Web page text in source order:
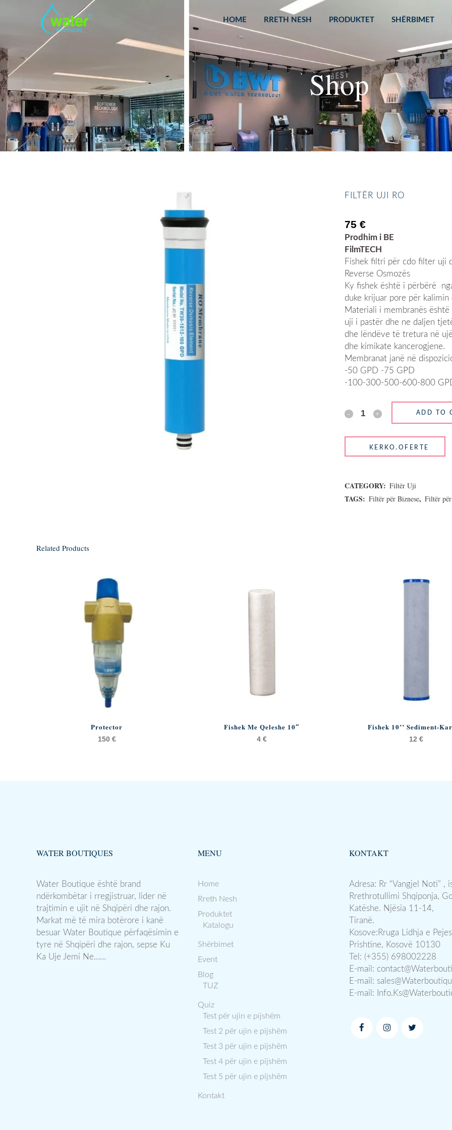
HOME RRETH NESH PRODUKTET SHËRBIMET
Shop
FILTËR UJI RO
75 €
Prodhim i BE
FilmTECH
Fishek filtri për cdo filter uji
Reverse Osmozës
Ky fishek është i përbërë
duke krijuar pore për
Materiali i membranës
uji i pastër dhe ne daljen
dhe lëndëve të tretura në
dhe kimikate kancerogjene.
Membranat janë në
-50 GPD -75 GPD
-100-300-500-600-800
ADD TO
CATEGORY: Filtër Uji
TAGS: Filtër për Biznese, Filtër
Related Products
Protector
150 €
Fishek Me Qeleshe 10″
4 €
Fishek 10’’ Sediment-
12€
WATER BOUTIQUES
Water Boutique është brand
ndërkombëtar i rregjistruar, lider në
trajtimin e ujit në Shqipëri dhe rajon.
Markat më të mira botërore i kanë
besuar Water Boutique përfaqësimin e
tyre në Shqipëri dhe rajon, sepse Ku
Ka Uje Jemi Ne……
MENU
Home
Rreth Nesh
Produktet
Katalogu
Shërbimet
Event
Blog
TUZ
Quiz
Test për ujin e pijshëm
Test 2 për ujin e pijshëm
Test 3 për ujin e pijshëm
Test 4 për ujin e pijshëm
Test 5 për ujin e pijshëm
Kontakt
KONTAKT
Adresa: Rr “Vangjel Noti” ,
Rrethrotullimi Shqiponja,
Katëshe. Njësia 11-14,
Tiranë.
Kosove:Rruga Lidhja e
Prishtine, Kosovë 10130
Tel: (+355) 698002228
E-mail:
E-mail:
E-mail: